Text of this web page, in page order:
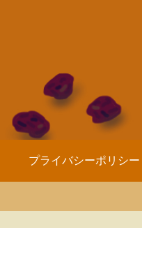
プライバシーポリシ